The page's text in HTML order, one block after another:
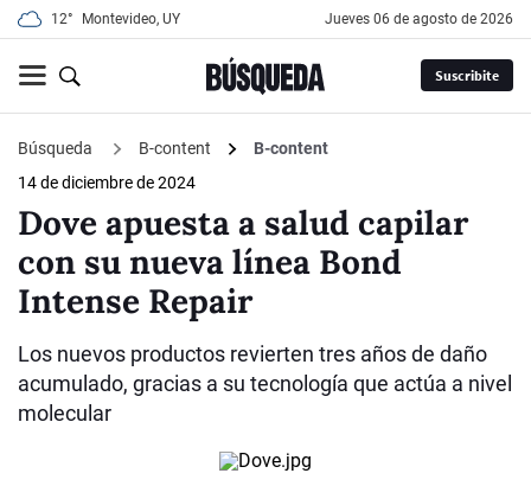
12° Montevideo, UY jueves 06 de agosto de 2026
Suscribite
Búsqueda B-content
B-content
14 de diciembre de 2024
Dove apuesta a salud capilar
con su nueva línea Bond
Intense Repair
Los nuevos productos revierten tres años de daño
acumulado, gracias a su tecnología que actúa a nivel
molecular